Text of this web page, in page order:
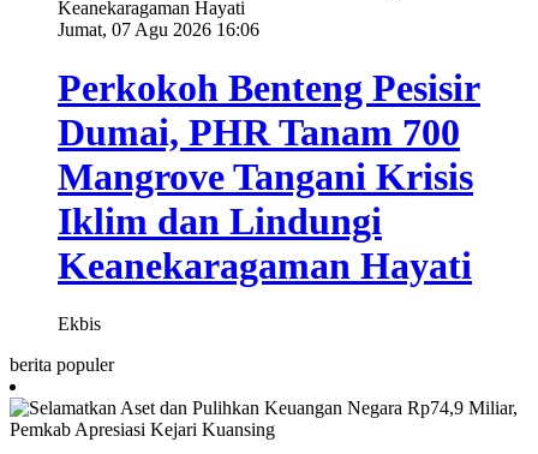
Jumat, 07 Agu 2026 16:06
Perkokoh Benteng Pesisir
Dumai, PHR Tanam 700
Mangrove Tangani Krisis
Iklim dan Lindungi
Keanekaragaman Hayati
Ekbis
berita populer